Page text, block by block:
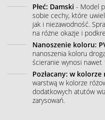
Płeć: Damski - Model
sobie cechy, które
jak i niezawodność.
na różne okazje i
Nanoszenie koloru:
nanoszenia koloru
ścieranie wynosi nawet
Pozłacany: w kolorze
warstwą w kolorze
dodatkowych atutów
zarysowań.